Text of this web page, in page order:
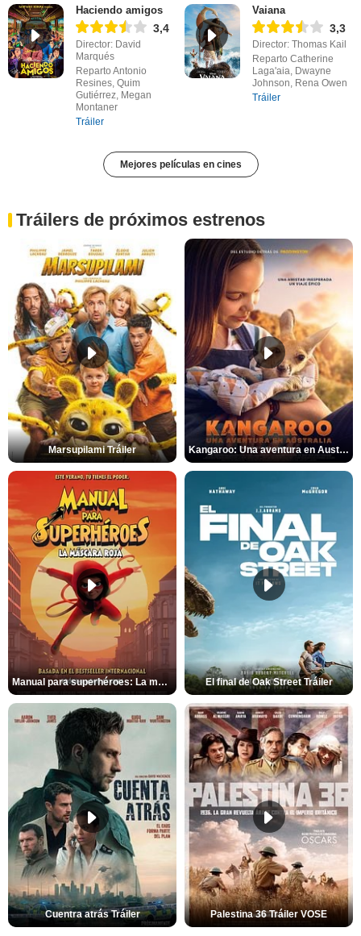
Haciendo amigos
3,4
Director: David
Marqués
Reparto Antonio
Resines, Quim
Gutiérrez, Megan
Montaner
Tráiler
Vaiana
3,3
Director: Thomas Kail
Reparto Catherine
Laga'aia, Dwayne
Johnson, Rena Owen
Tráiler
Mejores películas en cines
Tráilers de próximos estrenos
Marsupilami Tráiler Kangaroo: Una aventura en Australia Tráiler
Manual para superhéroes: La máscara roja Tráiler El final de Oak Street Tráiler
Cuentra atrás Tráiler Palestina 36 Tráiler VOSE